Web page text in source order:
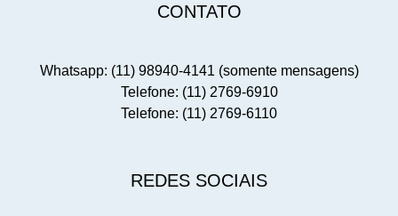
CONTATO
Whatsapp: (11) 98940-4141 (somente mensagens)
Telefone: (11) 2769-6910
Telefone: (11) 2769-6110
REDES SOCIAIS